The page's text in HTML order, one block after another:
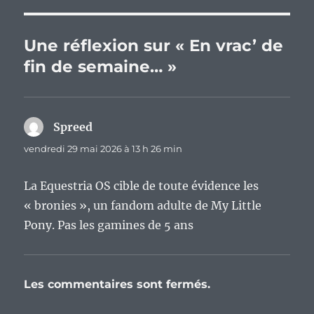
Une réflexion sur « En vrac’ de
fin de semaine… »
Spreed
vendredi 29 mai 2026 à 13 h 26 min
La Equestria OS cible de toute évidence les
« bronies », un fandom adulte de My Little
Pony. Pas les gamines de 5 ans
Les commentaires sont fermés.